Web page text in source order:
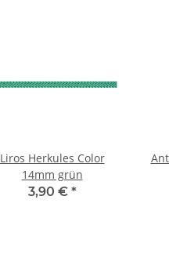
Liros Herkules Color
14mm grün
3,90 € *